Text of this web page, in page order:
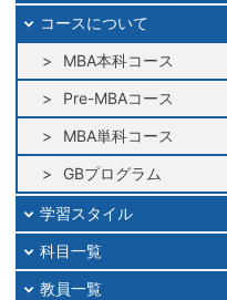
コースについて
MBA本科コース
Pre-MBAコース
MBA単科コース
GBプログラム
学習スタイル
科目一覧
教員一覧